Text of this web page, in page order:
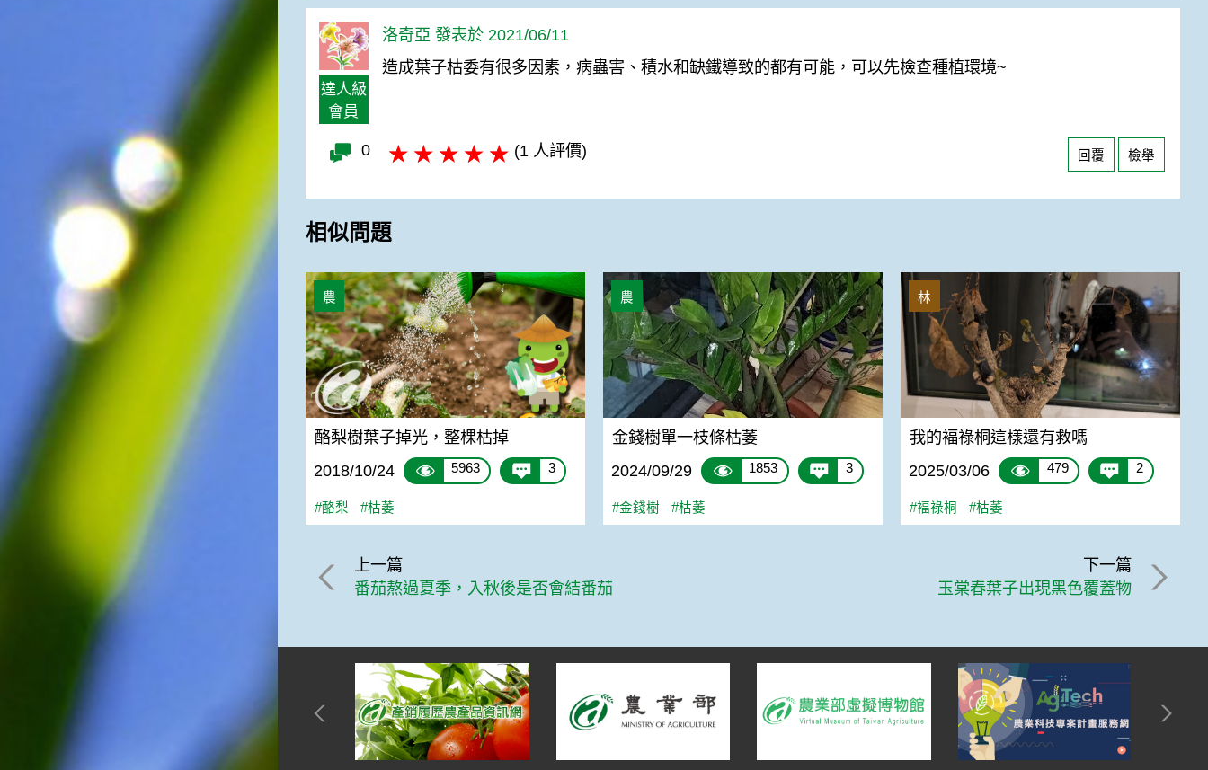
眼肉，子孫會做大官，而且龍
眼又稱為「福圓」，所以有句
俗諺是這麼說的：「食福圓生
子生孫中狀元」，可見龍眼在
民間流傳的說法中是種有「福
氣」的水果喔！◎節氣生活在
這個節氣裡，最重要的節日就
是八月八日的父親節了。或許
因為父親節不一定逢到星期日
的關係，父親節在感覺上似乎
沒有母親節來得熱絡。不過，
父親為家庭付出的辛苦與努力
可不亞於母親喔！小朋友應該
趁著一年一度的父親節，對爸
爸表達出心中的敬重與關愛，
心意後，一定會非常高興的。
◎節氣俗諺1.「雷打秋，年冬
俗諺的意思是：立秋這一天如
果打雷，對二期水稻的收成會
有不好的影響。所以對農夫而
思是：根據老一輩人的說法，
結束；如果「立秋日」在七
的捕魚季節就會比較長，而漁
民們的收入也會相對提高呢！
達人級
會員
洛奇亞 發表於 2021/06/11
造成葉子枯委有很多因素，病蟲害、積水和缺鐵導致的都有可能，可以先檢查種植環境~
0 (1 人評價) 回覆 檢舉
相似問題
酪梨樹葉子掉光，整棵枯掉
農
酪梨樹葉子掉光，整棵枯掉
2018/10/24
5963 3
#酪梨 #枯萎
金錢樹單一枝條枯萎
農
金錢樹單一枝條枯萎
2024/09/29
1853 3
#金錢樹 #枯萎
我的褔祿桐這樣還有救嗎
林
我的褔祿桐這樣還有救嗎
2025/03/06
479 2
#褔祿桐 #枯萎
上一篇
番茄熬過夏季，入秋後是否會結番茄
下一篇
玉棠春葉子出現黑色覆蓋物